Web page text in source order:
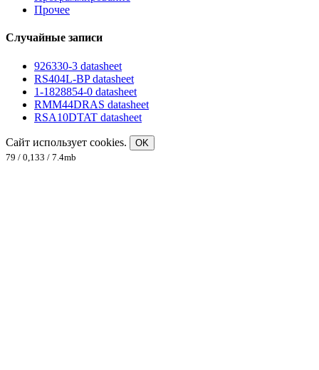
Прочее
Случайные записи
926330-3 datasheet
RS404L-BP datasheet
1-1828854-0 datasheet
RMM44DRAS datasheet
RSA10DTAT datasheet
Сайт использует cookies.
OK
79 / 0,133 / 7.4mb